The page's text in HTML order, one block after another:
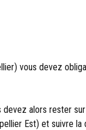
vous devez
alors rester
Est) et suivre la